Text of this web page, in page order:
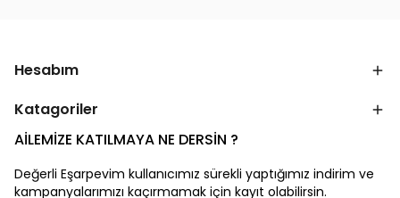
Hesabım
Katagoriler
AİLEMİZE KATILMAYA NE DERSİN ?
Değerli Eşarpevim kullanıcımız sürekli yaptığımız indirim ve
kampanyalarımızı kaçırmamak için kayıt olabilirsin.